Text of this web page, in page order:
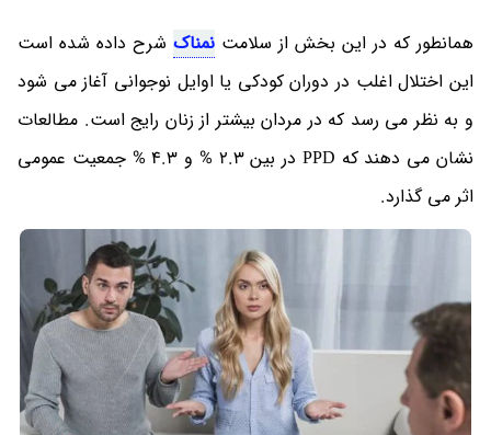
همانطور که در این بخش از سلامت نمناک شرح داده شده است
این اختلال اغلب در دوران کودکی یا اوایل نوجوانی آغاز می شود
و به نظر می رسد که در مردان بیشتر از زنان رایج است. مطالعات
نشان می دهند که PPD در بین 2.3 % و 4.3 % جمعیت عمومی
اثر می گذارد.